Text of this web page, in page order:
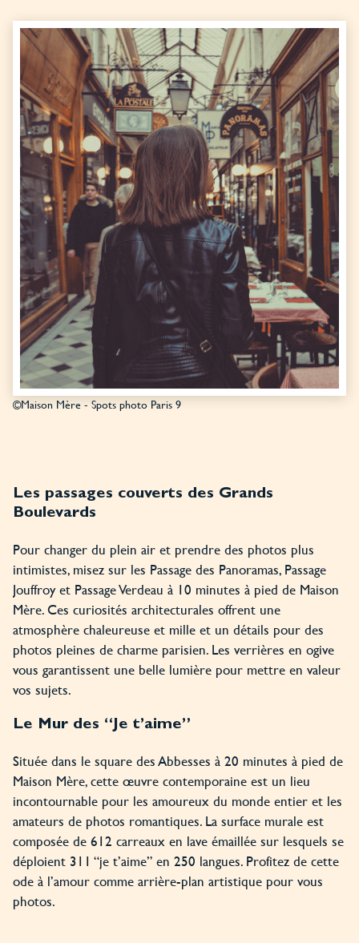
©Maison Mère - Spots photo Paris 9
Les passages couverts des Grands
Boulevards
Pour changer du plein air et prendre des photos plus
intimistes, misez sur les Passage des Panoramas, Passage
Jouffroy et Passage Verdeau à 10 minutes à pied de Maison
Mère. Ces curiosités architecturales offrent une
atmosphère chaleureuse et mille et un détails pour des
photos pleines de charme parisien. Les verrières en ogive
vous garantissent une belle lumière pour mettre en valeur
vos sujets.
Le Mur des “Je t’aime”
Située dans le square des Abbesses à 20 minutes à pied de
Maison Mère, cette œuvre contemporaine est un lieu
incontournable pour les amoureux du monde entier et les
amateurs de photos romantiques. La surface murale est
composée de 612 carreaux en lave émaillée sur lesquels se
déploient 311 “je t’aime” en 250 langues. Profitez de cette
ode à l’amour comme arrière-plan artistique pour vous
photos.